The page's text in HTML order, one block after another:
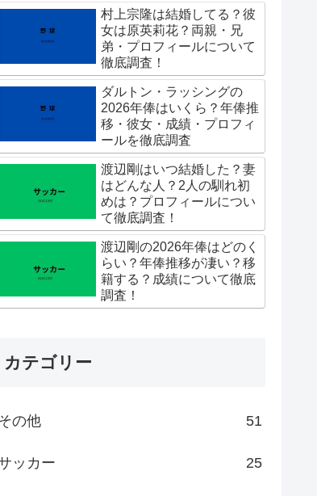
村上宗隆は結婚してる？彼
女は原英莉花？両親・兄
弟・プロフィールについて
徹底調査！
ダルトン・ラッシングの
2026年俸はいくら？年俸推
移・彼女・成績・プロフィ
ールを徹底調査
渡辺剛はいつ結婚した？妻
はどんな人？2人の馴れ初
めは？プロフィールについ
て徹底調査！
渡辺剛の2026年俸はどのく
らい？年俸推移が凄い？移
籍する？成績について徹底
調査！
カテゴリー
の他 51
ッカー 25